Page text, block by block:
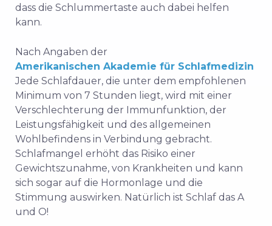
dass die Schlummertaste auch dabei helfen
kann.
Nach Angaben der
Amerikanischen Akademie für Schlafmedizin
Jede Schlafdauer, die unter dem empfohlenen
Minimum von 7 Stunden liegt, wird mit einer
Verschlechterung der Immunfunktion, der
Leistungsfähigkeit und des allgemeinen
Wohlbefindens in Verbindung gebracht.
Schlafmangel erhöht das Risiko einer
Gewichtszunahme, von Krankheiten und kann
sich sogar auf die Hormonlage und die
Stimmung auswirken. Natürlich ist Schlaf das A
und O!